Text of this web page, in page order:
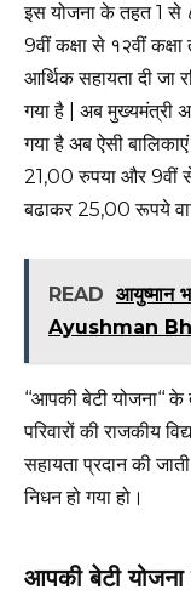
इस योजना के तहत 1 से
9वीं कक्षा से १२वीं
आर्थिक सहायता दी जा
गया है | अब मुख्यमंत्री
गया है अब ऐसी
21,00 रुपया और 9वीं से
बढाकर 25,00 रूपये
READ आयुष्मान
Ayushman
‘‘आपकी बेटी योजना‘‘
परिवारों की राजकीय
सहायता प्रदान की
निधन हो गया हो।
आपकी बेटी